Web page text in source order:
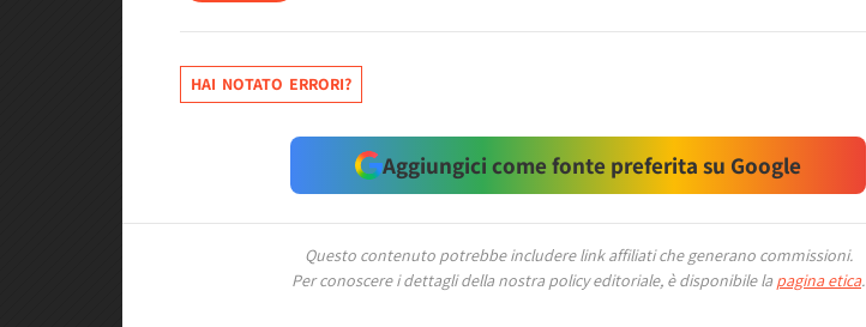
HAI NOTATO ERRORI?
Aggiungici come fonte preferita su Google
Questo contenuto potrebbe includere link affiliati che generano commissioni.
Per conoscere i dettagli della nostra policy editoriale, è disponibile la pagina etica.